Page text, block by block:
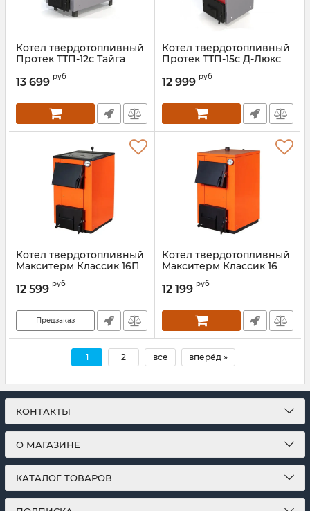
Котел твердотопливный
Протек ТТП-12с Тайга
00000027217
13 699 руб
Котел твердотопливный
Протек ТТП-15с Д-Люкс
00000027216
12 999 руб
Котел твердотопливный
Макситерм Классик 16П
00000027381
12 599 руб
Предзаказ
Котел твердотопливный
Макситерм Классик 16
00000027382
12 199 руб
1 2 все вперёд »
КОНТАКТЫ
О МАГАЗИНЕ
КАТАЛОГ ТОВАРОВ